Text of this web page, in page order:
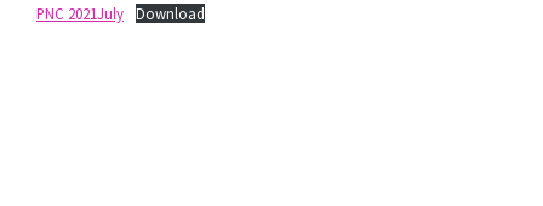
PNC 2021July Download